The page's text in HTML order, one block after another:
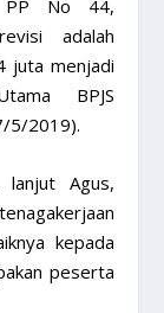
PP No 44,
adalah
juta menjadi
BPJS
5/2019).
lanjut Agus,
kepada
peserta